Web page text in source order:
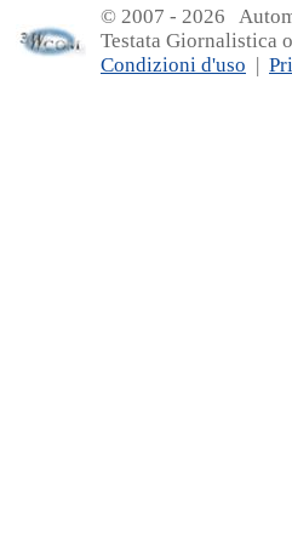
© 2007 - 2026
Testata Giornalistica
Condizioni d'uso |